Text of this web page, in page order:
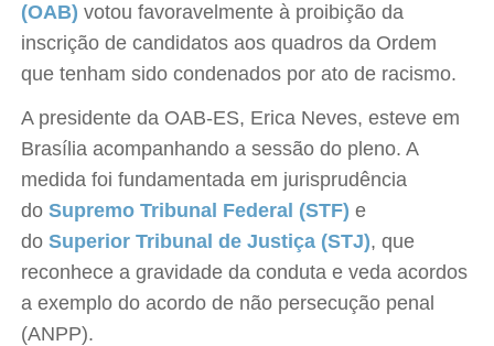
(OAB) votou favoravelmente à proibição da
inscrição de candidatos aos quadros da Ordem
que tenham sido condenados por ato de racismo.
A presidente da OAB-ES, Erica Neves, esteve em
Brasília acompanhando a sessão do pleno. A
medida foi fundamentada em jurisprudência
doSupremo Tribunal Federal (STF) e
doSuperior Tribunal de Justiça (STJ), que
reconhece a gravidade da conduta e veda acordos
a exemplo do acordo de não persecução penal
(ANPP).